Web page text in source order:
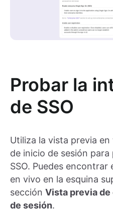
Probar la
de SSO
Utiliza la vista previa
de inicio de sesión
SSO. Puedes
en vivo en la esquina
sección Vista previa
de sesión.